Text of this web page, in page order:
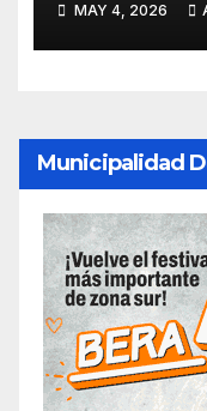
MAY 4, 2026
Municipalidad